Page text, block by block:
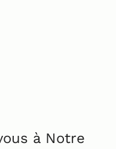
à Notre